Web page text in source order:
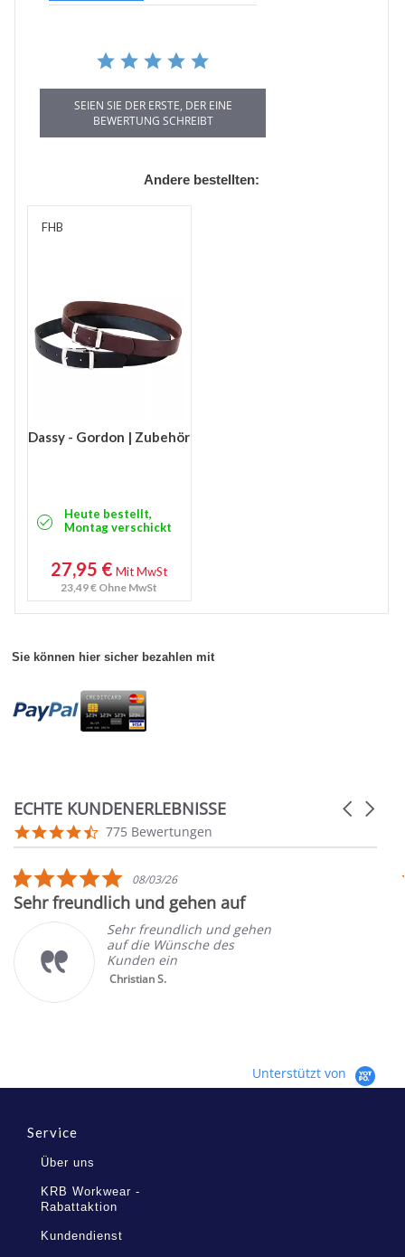
SEIEN SIE DER ERSTE, DER EINE
BEWERTUNG SCHREIBT
Andere bestellten:
FHB
Dassy - Gordon | Zubehör
Heute bestellt,
Montag verschickt
27,95 €Mit MwSt
23,49 € Ohne MwSt
Sie können hier sicher bezahlen mit
ECHTE KUNDENERLEBNISSE
Reviews
carousel
Carousel
4.7
star
775 Bewertungen
5.0
star
rating
08/03/26
Sehr freundlich und gehen auf
Sehr freundlich und gehen
auf die Wünsche des
Kunden ein
Christian S.
Unterstützt von
Service
Über uns
KRB Workwear -
Rabattaktion
Kundendienst